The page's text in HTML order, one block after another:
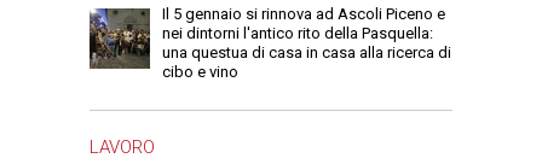
Il 5 gennaio si rinnova ad Ascoli Piceno e
nei dintorni l'antico rito della Pasquella:
una questua di casa in casa alla ricerca di
cibo e vino
LAVORO